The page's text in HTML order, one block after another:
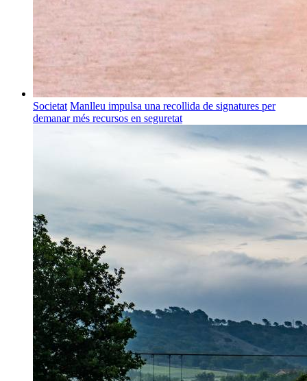
Societat Manlleu impulsa una recollida de signatures per
demanar més recursos en seguretat